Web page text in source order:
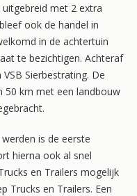
met 2 extra
ook de handel in
in de achtertuin
te bezichtigen. Achteraf
Sierbestrating. De
50 km met een landbouw
is de eerste
hierna ook al snel
en Trailers mogelijk
Trucks en Trailers. Een